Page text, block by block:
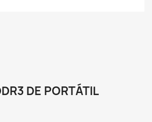
DE PORTÁTIL